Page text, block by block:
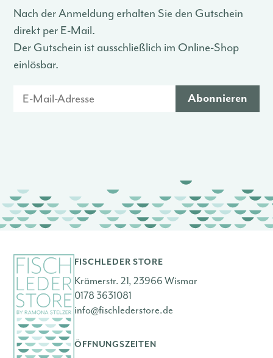
Nach der Anmeldung erhalten Sie den Gutschein
direkt per E-Mail.
Der Gutschein ist ausschließlich im Online-Shop
einlösbar.
FISCHLEDER STORE
Krämerstr. 21, 23966 Wismar
0178 3631081
info@fischlederstore.de
ÖFFNUNGSZEITEN